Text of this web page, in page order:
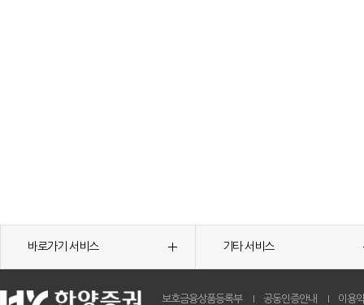
바로가기 서비스 기타 서비스
보호금융상품등록부 공동인증안내 이용